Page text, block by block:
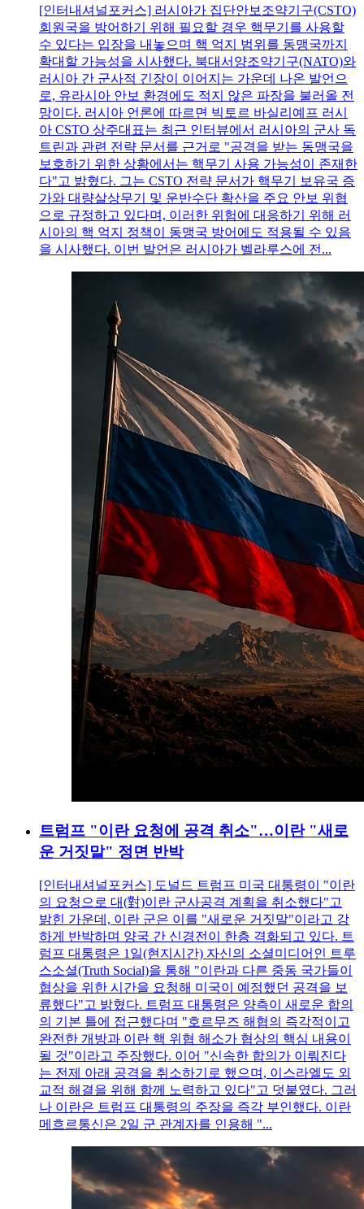
[인터내셔널포커스] 러시아가 집단안보조약기구(CSTO)
회원국을 방어하기 위해 필요할 경우 핵무기를 사용할
수 있다는 입장을 내놓으며 핵 억지 범위를 동맹국까지
확대할 가능성을 시사했다. 북대서양조약기구(NATO)와
러시아 간 군사적 긴장이 이어지는 가운데 나온 발언으
로, 유라시아 안보 환경에도 적지 않은 파장을 불러올 전
망이다. 러시아 언론에 따르면 빅토르 바실리예프 러시
아 CSTO 상주대표는 최근 인터뷰에서 러시아의 군사 독
트린과 관련 전략 문서를 근거로 "공격을 받는 동맹국을
보호하기 위한 상황에서는 핵무기 사용 가능성이 존재한
다"고 밝혔다. 그는 CSTO 전략 문서가 핵무기 보유국 증
가와 대량살상무기 및 운반수단 확산을 주요 안보 위협
으로 규정하고 있다며, 이러한 위험에 대응하기 위해 러
시아의 핵 억지 정책이 동맹국 방어에도 적용될 수 있음
을 시사했다. 이번 발언은 러시아가 벨라루스에 전...
트럼프 "이란 요청에 공격 취소"…이란 "새로
운 거짓말" 정면 반박
[인터내셔널포커스] 도널드 트럼프 미국 대통령이 "이란
의 요청으로 대(對)이란 군사공격 계획을 취소했다"고
밝힌 가운데, 이란 군은 이를 "새로운 거짓말"이라고 강
하게 반박하며 양국 간 신경전이 한층 격화되고 있다. 트
럼프 대통령은 1일(현지시간) 자신의 소셜미디어인 트루
스소셜(Truth Social)을 통해 "이란과 다른 중동 국가들이
협상을 위한 시간을 요청해 미국이 예정했던 공격을 보
류했다"고 밝혔다. 트럼프 대통령은 양측이 새로운 합의
의 기본 틀에 접근했다며 "호르무즈 해협의 즉각적이고
완전한 개방과 이란 핵 위협 해소가 협상의 핵심 내용이
될 것"이라고 주장했다. 이어 "신속한 합의가 이뤄진다
는 전제 아래 공격을 취소하기로 했으며, 이스라엘도 외
교적 해결을 위해 함께 노력하고 있다"고 덧붙였다. 그러
나 이란은 트럼프 대통령의 주장을 즉각 부인했다. 이란
메흐르통신은 2일 군 관계자를 인용해 "...